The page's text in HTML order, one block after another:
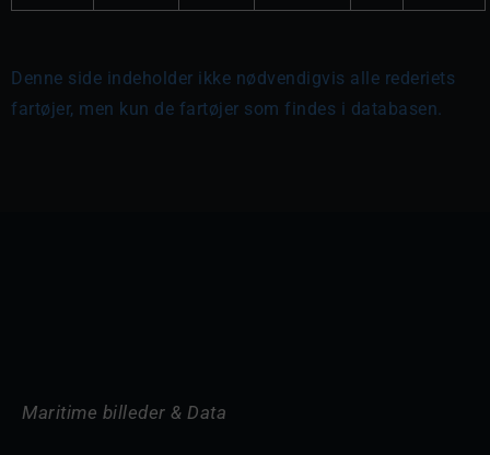
Denne side indeholder ikke nødvendigvis alle rederiets
fartøjer, men kun de fartøjer som findes i databasen.
Maritime billeder & Data